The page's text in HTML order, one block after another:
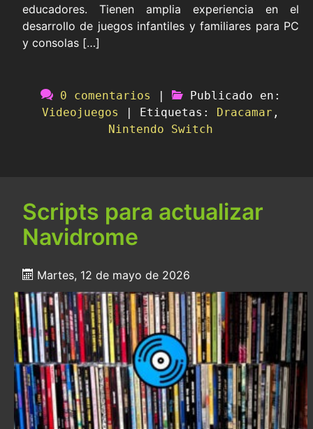
educadores. Tienen amplia experiencia en el
desarrollo de juegos infantiles y familiares para PC
y consolas […]
0 comentarios |
Publicado en:
Videojuegos
| Etiquetas: Dracamar ,
Nintendo Switch
Scripts para actualizar
Navidrome
Martes, 12 de mayo de 2026